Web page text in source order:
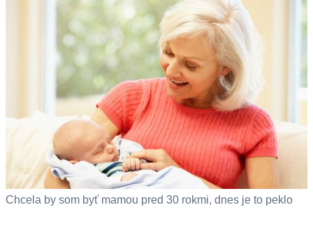
Chcela by som byť mamou pred 30 rokmi, dnes je to peklo